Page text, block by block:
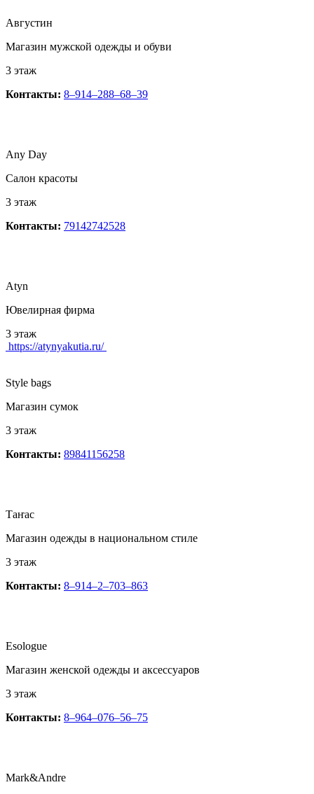
Августин
Магазин мужской одежды и обуви
3 этаж
Контакты: 8‒914‒288‒68‒39
Any Day
Салон красоты
3 этаж
Контакты: 79142742528
Atyn
​Ювелирная фирма
3 этаж
https://atynyakutia.ru/
Style bags
Магазин сумок
3 этаж
Контакты: 89841156258
Таҥас
Магазин одежды в национальном стиле
3 этаж
Контакты: 8‒914‒2‒703‒863
Esologue
Магазин женской одежды и аксессуаров
3 этаж
Контакты: 8‒964‒076‒56‒75
Mark&Andre